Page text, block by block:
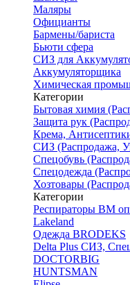
Маляры
Официанты
Бармены/бариста
Бьюти сфера
СИЗ для
Аккумуляторщика
Химическая
Категории
Бытовая химия
Защита рук
Крема,
СИЗ (Распродажа,
Спецобувь
Спецодежда
Хозтовары
Категории
Респираторы ВМ
Lakeland
Одежда BRODEKS
Delta Plus СИЗ,
DOCTORBIG
HUNTSMAN